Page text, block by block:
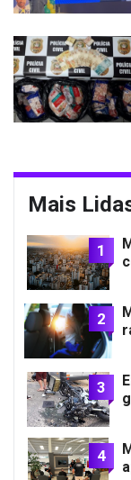
Mais
1
2
3
4